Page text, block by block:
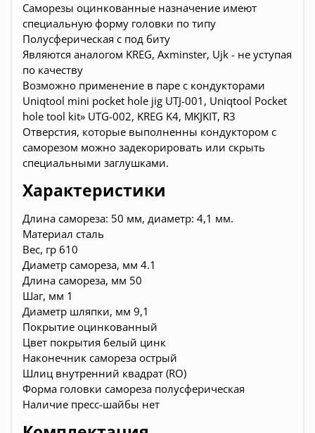
Саморезы оцинкованные назначение имеют
специальную форму головки по типу
Полусферическая с под биту
Являются аналогом KREG, Axminster, Ujk - не уступая
по качеству
Возможно применение в паре с кондукторами
Uniqtool mini pocket hole jig UTJ-001, Uniqtool Pocket
hole tool kit» UTG-002, KREG K4, MKJKIT, R3
Отверстия, которые выполненны кондуктором с
саморезом можно задекорировать или скрыть
специальными заглушками.
Характеристики
Длина самореза: 50 мм, диаметр: 4,1 мм.
Материал сталь
Вес, гр 610
Диаметр самореза, мм 4.1
Длина самореза, мм 50
Шаг, мм 1
Диаметр шляпки, мм 9,1
Покрытие оцинкованный
Цвет покрытия белый цинк
Наконечник самореза острый
Шлиц внутренний квадрат (RO)
Форма головки самореза полусферическая
Наличие пресс-шайбы нет